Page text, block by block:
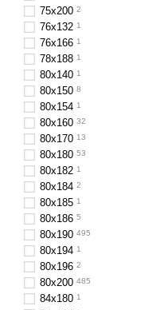
75х200 2
76x132 1
76x166 1
78х188 1
80х140 1
80x150 8
80х154 1
80х160 32
80x170 13
80х180 53
80х182 1
80х184 2
80х185 1
80x186 5
80x190 495
80х194 1
80х196 2
80x200 485
84х180 1